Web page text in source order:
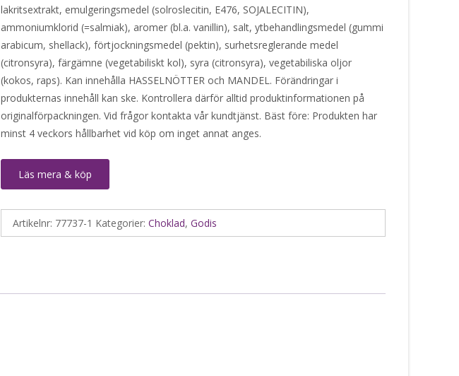
lakritsextrakt, emulgeringsmedel (solroslecitin, E476, SOJALECITIN),
ammoniumklorid (=salmiak), aromer (bl.a. vanillin), salt, ytbehandlingsmedel (gummi
arabicum, shellack), förtjockningsmedel (pektin), surhetsreglerande medel
(citronsyra), färgämne (vegetabiliskt kol), syra (citronsyra), vegetabiliska oljor
(kokos, raps). Kan innehålla HASSELNÖTTER och MANDEL. Förändringar i
produkternas innehåll kan ske. Kontrollera därför alltid produktinformationen på
originalförpackningen. Vid frågor kontakta vår kundtjänst. Bäst före: Produkten har
minst 4 veckors hållbarhet vid köp om inget annat anges.
Läs mera & köp
Artikelnr: 77737-1 Kategorier: Choklad, Godis